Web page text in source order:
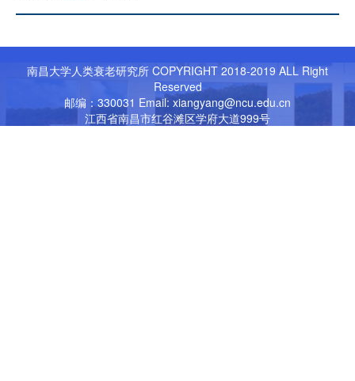
南昌大学人类衰老研究所 COPYRIGHT 2018-2019 ALL Right
Reserved
邮编：330031 Email: xiangyang@ncu.edu.cn
江西省南昌市红谷滩区学府大道999号